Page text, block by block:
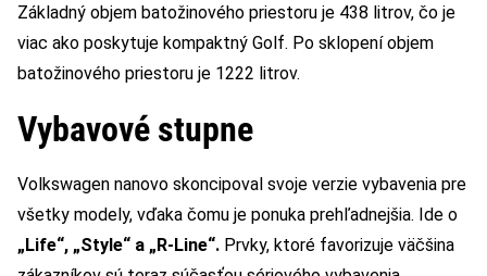
Základný objem batožinového priestoru je 438 litrov, čo je
viac ako poskytuje kompaktný Golf. Po sklopení objem
batožinového priestoru je 1222 litrov.
Vybavové stupne
Volkswagen nanovo skoncipoval svoje verzie vybavenia pre
všetky modely, vďaka čomu je ponuka prehľadnejšia. Ide o
„Life“, „Style“ a „R-Line“. Prvky, ktoré favorizuje väčšina